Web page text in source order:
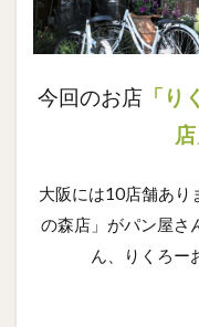
今回のお店 「
店
大阪には10店舗あり
の森店」がパン屋さ
ん、りくろー